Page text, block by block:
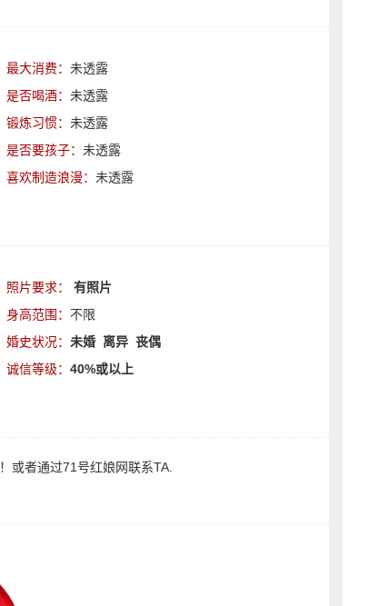
最大消费： 未透露
是否喝酒： 未透露
锻炼习惯： 未透露
是否要孩子： 未透露
喜欢制造浪漫： 未透露
照片要求：
有照片
身高范围： 不限
婚史状况： 未婚 离异 丧偶
诚信等级： 40%或以上
！或者通过71号红娘网联系TA